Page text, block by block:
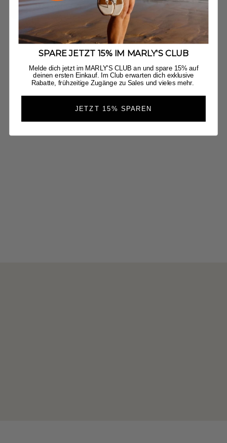
Jetzt Entdecken
SPARE JETZT 15% IM MARLY'S CLUB
Melde dich jetzt im MARLY'S CLUB an und spare 15% auf
deinen ersten Einkauf. Im Club erwarten dich exklusive
Rabatte, frühzeitige Zugänge zu Sales und vieles mehr.
JETZT 15% SPAREN